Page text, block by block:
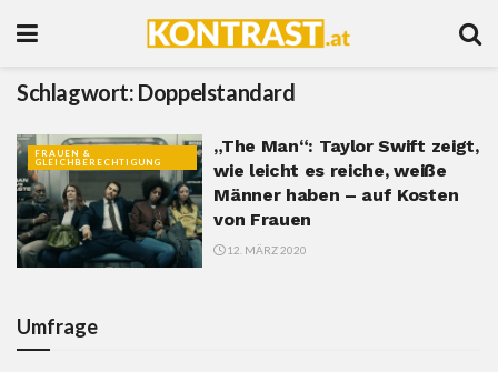
Schlagwort: Doppelstandard
FRAUEN &
GLEICHBERECHTIGUNG
„The Man“: Taylor Swift zeigt,
wie leicht es reiche, weiße
Männer haben – auf Kosten
von Frauen
12. MÄRZ 2020
Umfrage